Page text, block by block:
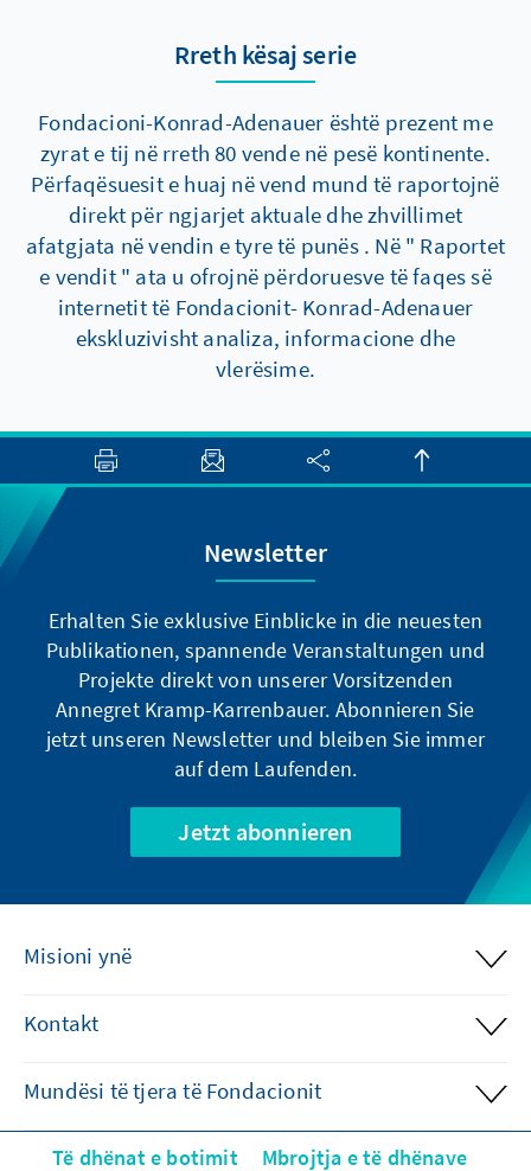
Rreth kësaj serie
Fondacioni-Konrad-Adenauer është prezent me
zyrat e tij në rreth 80 vende në pesë kontinente.
Përfaqësuesit e huaj në vend mund të raportojnë
direkt për ngjarjet aktuale dhe zhvillimet
afatgjata në vendin e tyre të punës . Në " Raportet
e vendit " ata u ofrojnë përdoruesve të faqes së
internetit të Fondacionit- Konrad-Adenauer
ekskluzivisht analiza, informacione dhe
vlerësime.
Newsletter
Erhalten Sie exklusive Einblicke in die neuesten
Publikationen, spannende Veranstaltungen und
Projekte direkt von unserer Vorsitzenden
Annegret Kramp-Karrenbauer. Abonnieren Sie
jetzt unseren Newsletter und bleiben Sie immer
auf dem Laufenden.
Jetzt abonnieren
Misioni ynë
Kontakt
Mundësi të tjera të Fondacionit
Të dhënat e botimit Mbrojtja e të dhënave